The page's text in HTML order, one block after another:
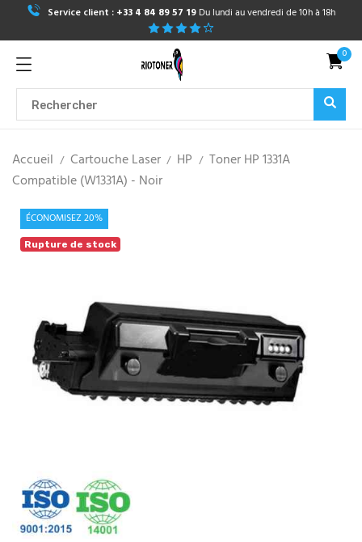
Service client : +33 4 84 89 57 19 Du lundi au vendredi de 10h à 18h
0
Accueil Cartouche Laser HP
Toner HP 1331A
Compatible (W1331A) - Noir
ÉCONOMISEZ 20%
Rupture de stock